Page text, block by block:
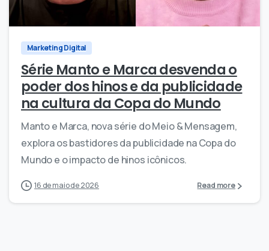
0
Marketing Digital
Série Manto e Marca desvenda o
poder dos hinos e da publicidade
na cultura da Copa do Mundo
Manto e Marca, nova série do Meio & Mensagem,
explora os bastidores da publicidade na Copa do
Mundo e o impacto de hinos icônicos.
16 de maio de 2026 Read more